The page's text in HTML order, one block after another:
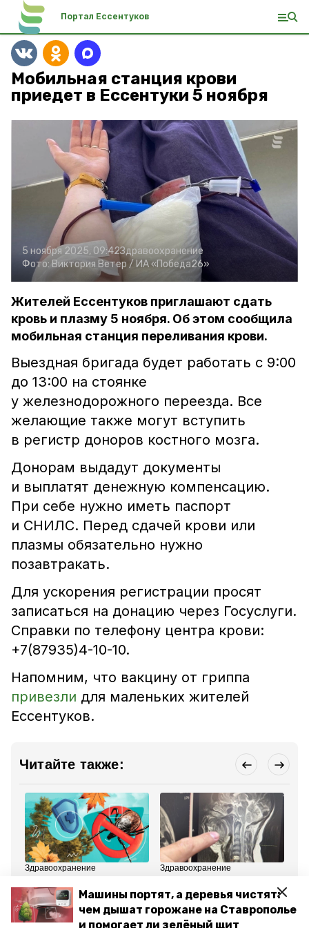
Машины портят, а деревья чистят:
чем дышат горожане на Ставрополье
и помогает ли зелёный щит
Портал Ессентуков
Мобильная станция крови
приедет в Ессентуки 5 ноября
5 ноября 2025, 09:42Здравоохранение
Фото: Виктория Ветер / ИА «Победа26»
Жителей Ессентуков приглашают сдать
кровь и плазму 5 ноября. Об этом сообщила
мобильная станция переливания крови.
Выездная бригада будет работать с 9:00
до 13:00 на стоянке
у железнодорожного переезда. Все
желающие также могут вступить
в регистр доноров костного мозга.
Донорам выдадут документы
и выплатят денежную компенсацию.
При себе нужно иметь паспорт
и СНИЛС. Перед сдачей крови или
плазмы обязательно нужно
позавтракать.
Для ускорения регистрации просят
записаться на донацию через Госуслуги.
Справки по телефону центра крови:
+7(87935)4-10-10.
Напомним, что вакцину от гриппа
привезли для маленьких жителей
Ессентуков.
Читайте также:
Здравоохранение
Опасны даже в холода:
как избежать клещевых
инфекций на
Ставрополье
Здравоохранение
Врачи Ессентуков
спасли женщину с
опасным осложнением
после разрушения зуба